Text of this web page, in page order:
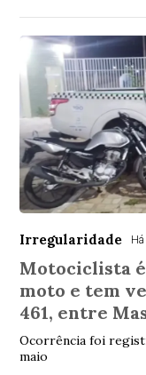
Irregularidade
Motociclista
moto e tem
461, entre
Ocorrência foi
maio